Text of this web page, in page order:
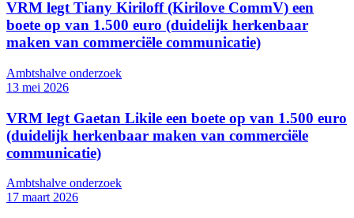
VRM legt Tiany Kiriloff (Kirilove CommV) een
boete op van 1.500 euro (duidelijk herkenbaar
maken van commerciële communicatie)
Ambtshalve onderzoek
13 mei 2026
VRM legt Gaetan Likile een boete op van 1.500 euro
(duidelijk herkenbaar maken van commerciële
communicatie)
Ambtshalve onderzoek
17 maart 2026